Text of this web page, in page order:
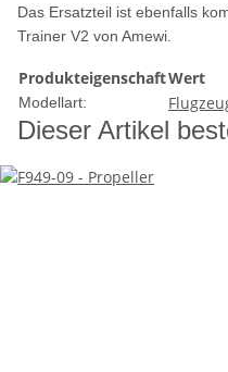
Das Ersatzteil ist ebenfalls
Trainer V2 von Amewi.
ProdukteigenschaftWert
Modellart:
Dieser Artikel